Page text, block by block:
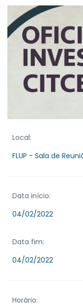
Local:
FLUP - Sala de
Data início:
04/02/2022
Data fim:
04/02/2022
Horário: